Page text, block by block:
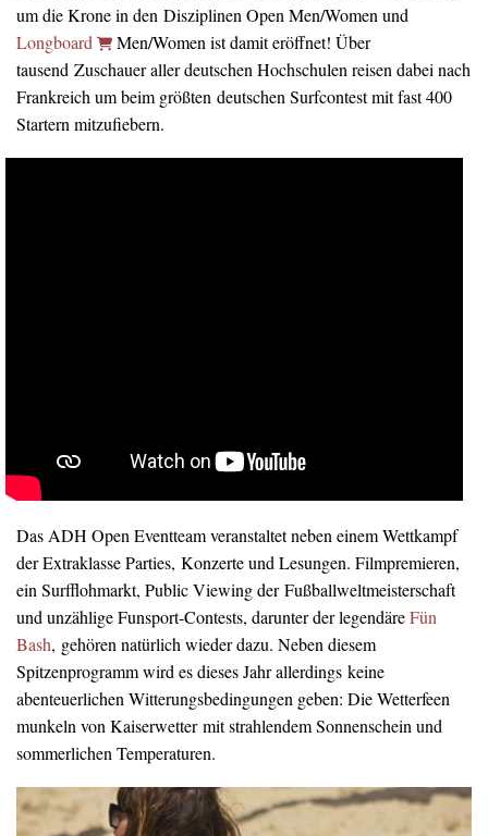
um die Krone in den Disziplinen Open Men/Women und
Longboard
Men/Women ist damit eröffnet! Über
tausend Zuschauer aller deutschen Hochschulen reisen dabei nach
Frankreich um beim größten deutschen Surfcontest mit fast 400
Startern mitzufiebern.
Das ADH Open Eventteam veranstaltet neben einem Wettkampf
der Extraklasse Parties, Konzerte und Lesungen. Filmpremieren,
ein Surfflohmarkt, Public Viewing der Fußballweltmeisterschaft
und unzählige Funsport-Contests, darunter der legendäreFün
Bash, gehören natürlich wieder dazu. Neben diesem
Spitzenprogramm wird es dieses Jahr allerdings keine
abenteuerlichen Witterungsbedingungen geben: Die Wetterfeen
munkeln von Kaiserwetter mit strahlendem Sonnenschein und
sommerlichen Temperaturen.